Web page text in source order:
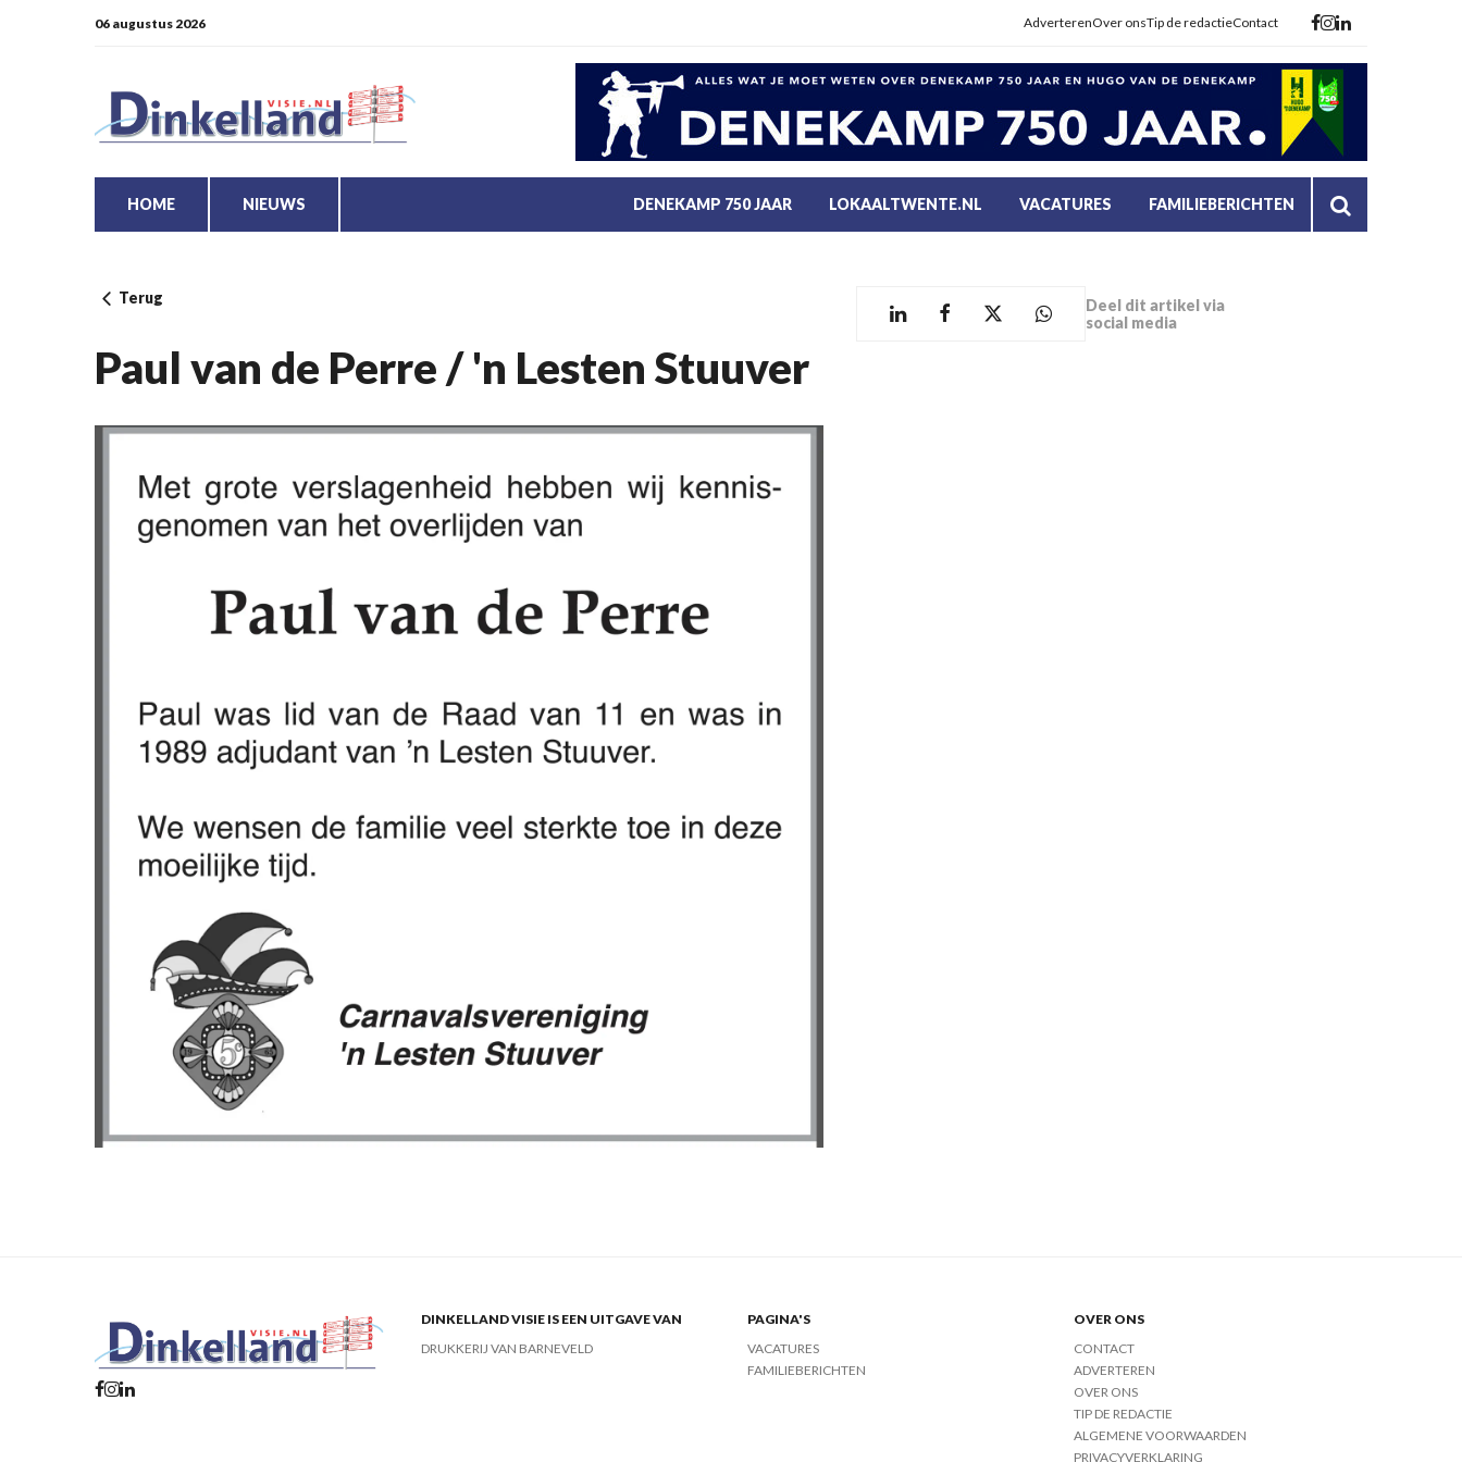
06 augustus 2026 AdverterenOver onsTip de redactieContact
HOME NIEUWS DENEKAMP 750 JAAR LOKAALTWENTE.NL VACATURES FAMILIEBERICHTEN
Terug
Paul van de Perre / 'n Lesten Stuuver
Deel dit artikel via
social media
DINKELLAND VISIE IS EEN UITGAVE VAN
DRUKKERIJ VAN BARNEVELD
PAGINA'S
VACATURES
FAMILIEBERICHTEN
OVER ONS
CONTACT
ADVERTEREN
OVER ONS
TIP DE REDACTIE
ALGEMENE VOORWAARDEN
PRIVACYVERKLARING